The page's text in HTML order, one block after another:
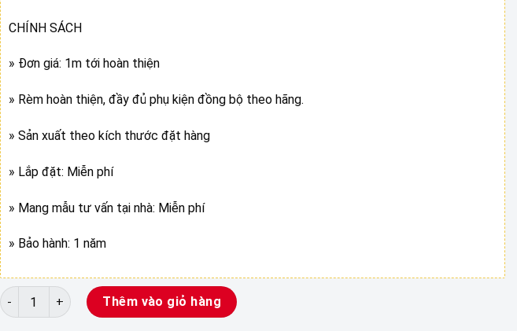
CHÍNH SÁCH
» Đơn giá: 1m tới hoàn thiện
» Rèm hoàn thiện, đầy đủ phụ kiện đồng bộ theo hãng.
» Sản xuất theo kích thước đặt hàng
» Lắp đặt: Miễn phí
» Mang mẫu tư vấn tại nhà: Miễn phí
» Bảo hành: 1 năm
RÈM GỖ PSW-001.006 số lượng
Thêm vào giỏ hàng